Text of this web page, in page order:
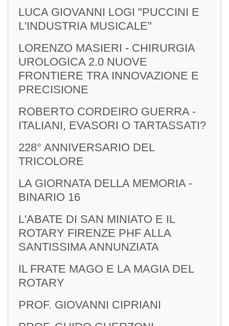
LUCA GIOVANNI LOGI "PUCCINI E
L'INDUSTRIA MUSICALE"
LORENZO MASIERI - CHIRURGIA
UROLOGICA 2.0 NUOVE
FRONTIERE TRA INNOVAZIONE E
PRECISIONE
ROBERTO CORDEIRO GUERRA -
ITALIANI, EVASORI O TARTASSATI?
228° ANNIVERSARIO DEL
TRICOLORE
LA GIORNATA DELLA MEMORIA -
BINARIO 16
L'ABATE DI SAN MINIATO E IL
ROTARY FIRENZE PHF ALLA
SANTISSIMA ANNUNZIATA
IL FRATE MAGO E LA MAGIA DEL
ROTARY
PROF. GIOVANNI CIPRIANI